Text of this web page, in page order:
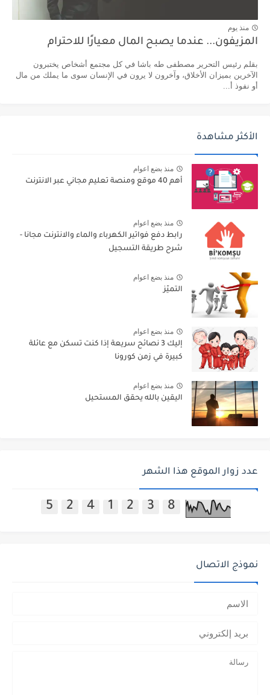
منذ يوم
المزيفون... عندما يصبح المال معيارًا للاحترام
بقلم رئيس التحرير مصطفى طه باشا في كل مجتمع أشخاص يختبرون
الآخرين بميزان الأخلاق، وآخرون لا يرون في الإنسان سوى ما يملك من مال
أو نفوذ أ...
الأكثر مشاهدة
منذ بضع اعوام
أهم 40 موقع ومنصة تعليم مجاني عبر الانترنت
منذ بضع اعوام
رابط دفع فواتير الكهرباء والماء والانترنت مجانا -
شرح طريقة التسجيل
منذ بضع اعوام
التميّز
منذ بضع اعوام
إليك 3 نصائح سريعة إذا كنت تسكن مع عائلة
كبيرة في زمن كورونا
منذ بضع اعوام
اليقين بالله يحقق المستحيل
عدد زوار الموقع هذا الشهر
5 2 4 1 2 3 8
نموذج الاتصال